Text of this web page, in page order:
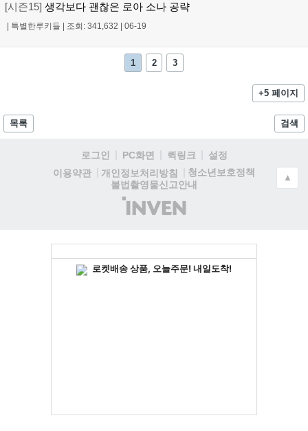
[시즌15] 생각보다 괜찮은 로아 소나 공략
특별한루키들 조회: 341,632 06-19
1 2 3
+5 페이지
목록 검색
로그인 PC화면 퀵링크
설정
이용약관
개인정보처리방침
청소년보호정책
불법촬영물신고안내
(주)
인
▲